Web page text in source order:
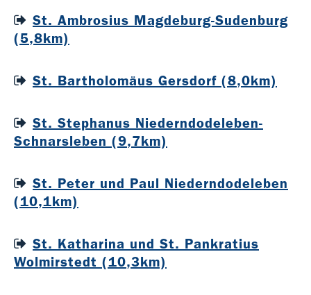
St. Ambrosius Magdeburg-Sudenburg
(5,8km)
St. Bartholomäus Gersdorf (8,0km)
St. Stephanus Niederndodeleben-
Schnarsleben (9,7km)
St. Peter und Paul Niederndodeleben
(10,1km)
St. Katharina und St. Pankratius
Wolmirstedt (10,3km)